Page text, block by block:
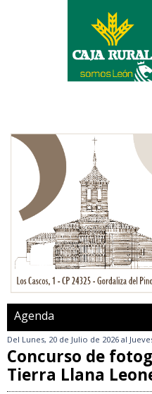
Agenda
Del Lunes, 20 de Julio de 2026 al
Concurso de
Tierra Llana